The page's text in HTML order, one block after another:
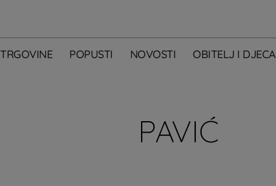
TRGOVINE POPUSTI NOVOSTI OBITELJ I DJECA
PAVIĆ